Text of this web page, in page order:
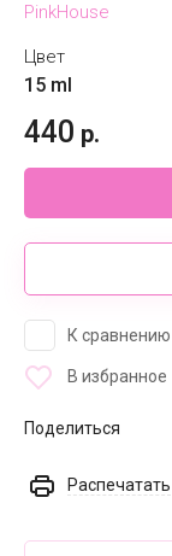
PinkHouse
Цвет
15 ml
440 р.
К сравнению
В избранное
Поделиться
Распечатать